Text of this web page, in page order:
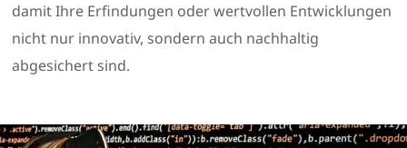
damit Ihre Erfindungen oder wertvollen Entwicklungen
nicht nur innovativ, sondern auch nachhaltig
abgesichert sind.